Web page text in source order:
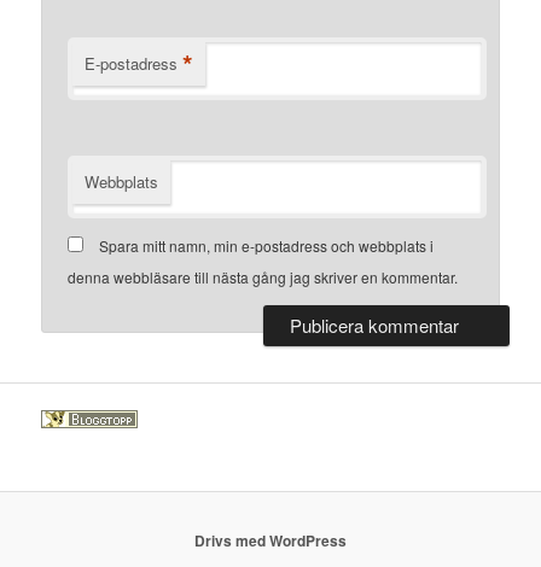
E-postadress *
Webbplats
Spara mitt namn, min e-postadress och webbplats i
denna webbläsare till nästa gång jag skriver en kommentar.
Drivs med WordPress